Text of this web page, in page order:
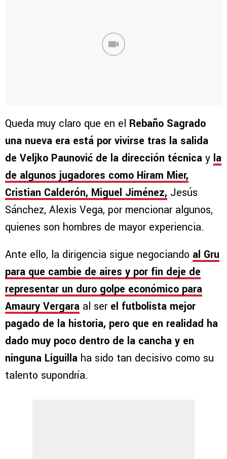
Queda muy claro que en el Rebaño Sagrado
una nueva era está por vivirse tras la salida
de Veljko Paunović de la dirección técnica y la
de algunos jugadores como Hiram Mier,
Cristian Calderón, Miguel Jiménez, Jesús
Sánchez, Alexis Vega, por mencionar algunos,
quienes son hombres de mayor experiencia.
Ante ello, la dirigencia sigue negociando al Gru
para que cambie de aires y por fin deje de
representar un duro golpe económico para
Amaury Vergara al serel futbolista mejor
pagado de la historia, pero que en realidad ha
dado muy poco dentro de la cancha y en
ninguna Liguilla ha sido tan decisivo como su
talento supondría.